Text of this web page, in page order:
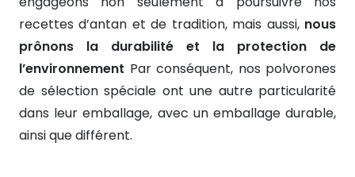
recettes d’antan et de tradition, mais aussi, nous
prônons la durabilité et la protection de
l’environnement Par conséquent, nos polvorones
de sélection spéciale ont une autre particularité
dans leur emballage, avec un emballage durable,
ainsi que différent.